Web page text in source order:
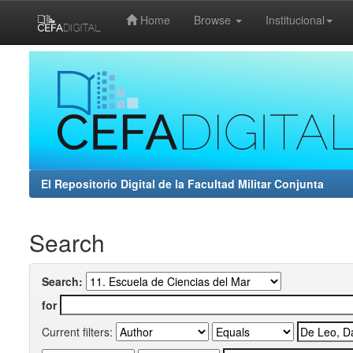
Home Browse Institucional
El Repositorio Digital de la Facultad Militar Conjunta
Search
Search:
for
Current filters: